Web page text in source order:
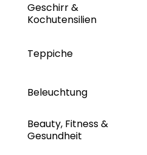
Geschirr &
Kochutensilien
Teppiche
Beleuchtung
Beauty, Fitness &
Gesundheit